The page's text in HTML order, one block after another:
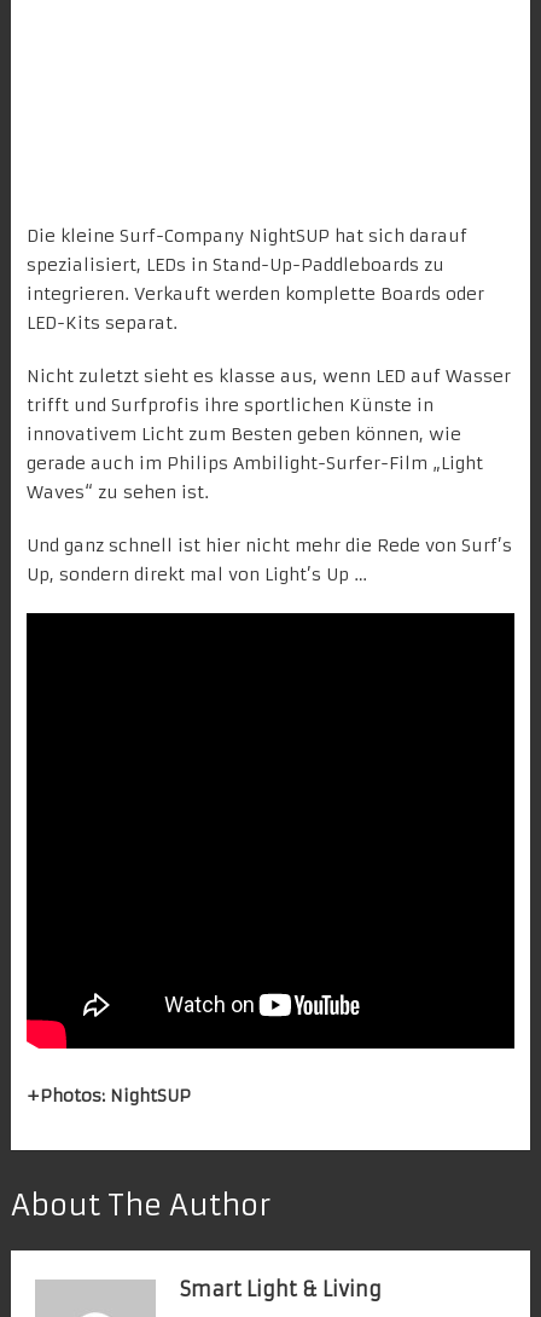
Die kleine Surf-Company NightSUP hat sich darauf
spezialisiert, LEDs in Stand-Up-Paddleboards zu
integrieren. Verkauft werden komplette Boards oder
LED-Kits separat.
Nicht zuletzt sieht es klasse aus, wenn LED auf Wasser
trifft und Surfprofis ihre sportlichen Künste in
innovativem Licht zum Besten geben können, wie
gerade auch im Philips Ambilight-Surfer-Film „Light
Waves“ zu sehen ist.
Und ganz schnell ist hier nicht mehr die Rede von Surf’s
Up, sondern direkt mal von Light’s Up …
+Photos: NightSUP
About The Author
Smart Light & Living